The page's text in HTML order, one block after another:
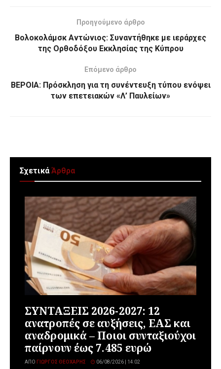
Προηγούμενο άρθρο
Βολοκολάμσκ Αντώνιος: Συναντήθηκε με ιεράρχες
της Ορθοδόξου Εκκλησίας της Κύπρου
Επόμενο άρθρο
ΒΕΡΟΙΑ: Πρόσκληση για τη συνέντευξη τύπου ενόψει
των επετειακών «Λ’ Παυλείων»
ΣχετικάΆρθρα
ΣΥΝΤΑΞΕΙΣ 2026-2027: 12
ανατροπές σε αυξήσεις, ΕΑΣ και
αναδρομικά – Ποιοι συνταξιούχοι
παίρνουν έως 7.485 ευρώ
ΑΠΌ ΓΙΏΡΓΟΣ ΘΕΟΧΆΡΗΣ 06/08/2026 | 14:02